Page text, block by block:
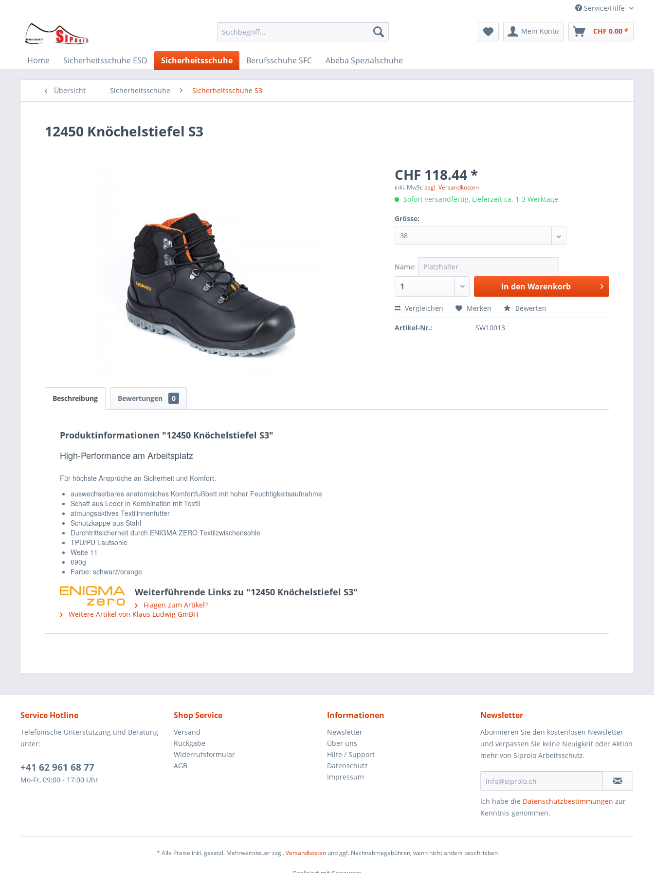
Service/Hilfe
Mein Konto CHF 0.00 *
Home Sicherheitsschuhe ESD Sicherheitsschuhe Berufsschuhe SFC Abeba Spezialschuhe
Übersicht Sicherheitsschuhe Sicherheitsschuhe S3
12450 Knöchelstiefel S3
CHF 118.44 *
inkl. MwSt.zzgl. Versandkosten
Sofort versandfertig, Lieferzeit ca. 1-3 Werktage
Grösse:
Name:
In den Warenkorb
Vergleichen Merken Bewerten
Artikel-Nr.: SW10013
Beschreibung Bewertungen 0
Produktinformationen "12450 Knöchelstiefel S3"
High-Performance am Arbeitsplatz
Für höchste Ansprüche an Sicherheit und Komfort.
auswechselbares anatomsiches Komfortfußbett mit hoher Feuchtigkeitsaufnahme
Schaft aus Leder in Kombination mit Textil
atmungsaktives Textilinnenfutter
Schutzkappe aus Stahl
Durchtrittsicherheit durch ENIGMA ZERO Textilzwischensohle
TPU/PU Laufsohle
Weite 11
690g
Farbe: schwarz/orange
Weiterführende Links zu "12450 Knöchelstiefel S3"
Fragen zum Artikel?
Weitere Artikel von Klaus Ludwig GmBH
Service Hotline
Telefonische Unterstützung und Beratung
unter:
+41 62 961 68 77
Mo-Fr, 09:00 - 17:00 Uhr
Shop Service
Versand
Rückgabe
Widerrufsformular
AGB
Informationen
Newsletter
Über uns
Hilfe / Support
Datenschutz
Impressum
Newsletter
Abonnieren Sie den kostenlosen Newsletter
und verpassen Sie keine Neuigkeit oder Aktion
mehr von Siprolo Arbeitsschutz.
Ich habe die Datenschutzbestimmungen zur
Kenntnis genommen.
* Alle Preise inkl. gesetzl. Mehrwertsteuer zzgl.Versandkostenund ggf. Nachnahmegebühren, wenn nicht anders beschrieben